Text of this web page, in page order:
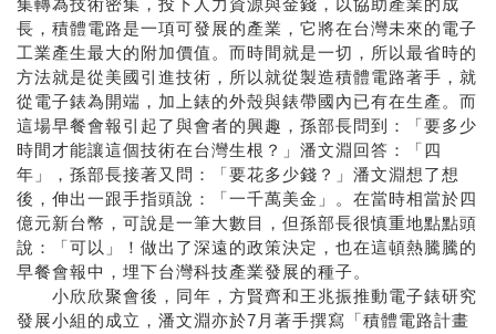
集轉為技術密集，投下人力資源與金錢，以協助產業的成
長，積體電路是一項可發展的產業，它將在台灣未來的電子
工業產生最大的附加價值。而時間就是一切，所以最省時的
方法就是從美國引進技術，所以就從製造積體電路著手，就
從電子錶為開端，加上錶的外殼與錶帶國內已有在生產。而
這場早餐會報引起了與會者的興趣，孫部長問到：「要多少
時間才能讓這個技術在台灣生根？」潘文淵回答：「四
年」，孫部長接著又問：「要花多少錢？」潘文淵想了想
後，伸出一跟手指頭說：「一千萬美金」。在當時相當於四
億元新台幣，可說是一筆大數目，但孫部長很慎重地點點頭
說：「可以」！做出了深遠的政策決定，也在這頓熱騰騰的
早餐會報中，埋下台灣科技產業發展的種子。
小欣欣聚會後，同年，方賢齊和王兆振推動電子錶研究
發展小組的成立，潘文淵亦於7月著手撰寫「積體電路計畫